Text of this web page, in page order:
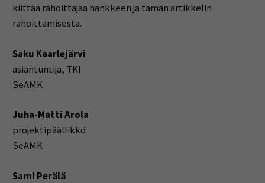
kiittää rahoittajaa hankkeen ja tämän artikkelin
rahoittamisesta.
Saku Kaarlejärvi
asiantuntija, TKI
SeAMK
Juha-Matti Arola
projektipäällikkö
SeAMK
Sami Perälä